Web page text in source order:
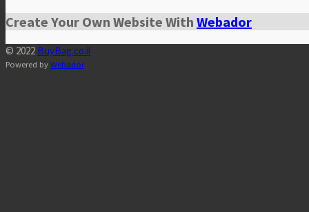
Create Your Own Website With Webador
© 2022 BuyBag.co.il
Powered by Webador